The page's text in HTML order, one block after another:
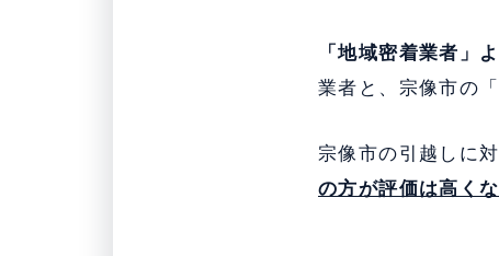
「地域密着業者」
業者と、宗像市の
宗像市の引越しに
の方が評価は高くな